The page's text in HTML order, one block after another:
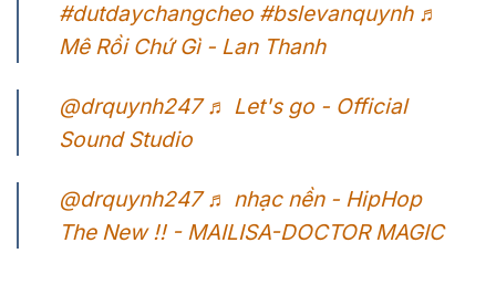
#dutdaychangcheo #bslevanquynh ♬
Mê Rồi Chứ Gì - Lan Thanh
@drquynh247 ♬ Let's go - Official
Sound Studio
@drquynh247 ♬ nhạc nền - HipHop
The New !! - MAILISA-DOCTOR MAGIC